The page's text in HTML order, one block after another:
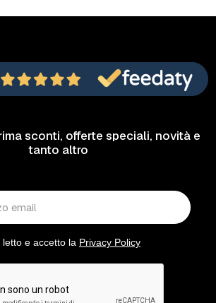
sconti, offerte speciali, novità e
tanto altro
letto e accetto la Privacy Policy